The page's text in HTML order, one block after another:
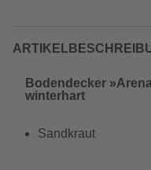
Bodendecker
winterhart
Sandkraut